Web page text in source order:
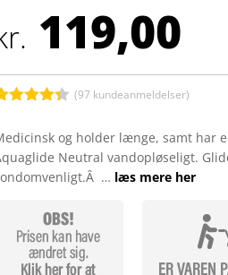
119,00
af 5
(97 kundeanmeldelser)
og holder længe, samt har
Neutral vandopløseligt.
… læs mere her